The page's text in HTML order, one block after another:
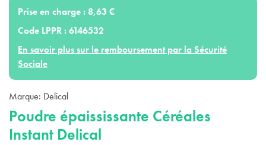
Prise en charge : 8,63 €
Code LPPR :6146532
En savoir plus sur le remboursement par la Sécurité
Sociale
Marque: Delical
Poudre épaississante Céréales
Instant Delical